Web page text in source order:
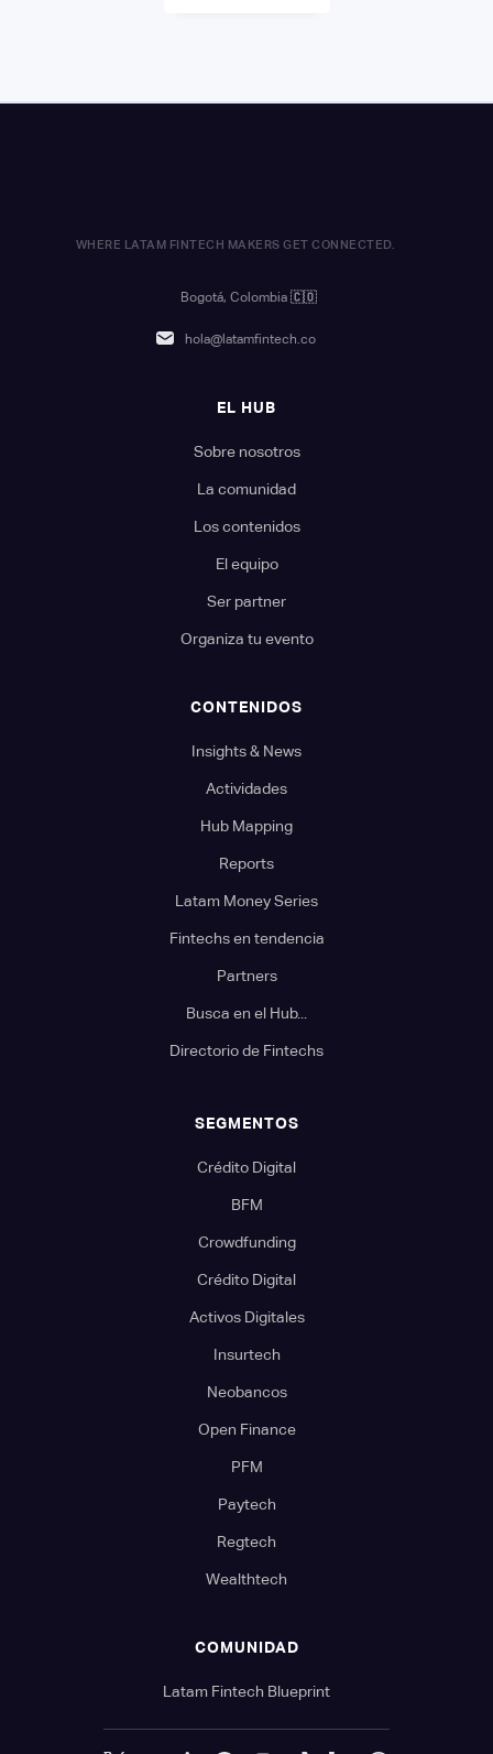
WHERE LATAM FINTECH MAKERS GET CONNECTED.
Bogotá, Colombia 🇨🇴
hola@latamfintech.co
EL HUB
Sobre nosotros
La comunidad
Los contenidos
El equipo
Ser partner
Organiza tu evento
CONTENIDOS
Insights & News
Actividades
Hub Mapping
Reports
Latam Money Series
Fintechs en tendencia
Partners
Busca en el Hub...
Directorio de Fintechs
SEGMENTOS
Crédito Digital
BFM
Crowdfunding
Crédito Digital
Activos Digitales
Insurtech
Neobancos
Open Finance
PFM
Paytech
Regtech
Wealthtech
COMUNIDAD
Latam Fintech Blueprint